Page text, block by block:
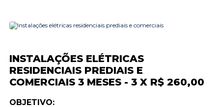
INSTALAÇÕES ELÉTRICAS
RESIDENCIAIS PREDIAIS E
COMERCIAIS 3 MESES - 3 X R$ 260,00
OBJETIVO: